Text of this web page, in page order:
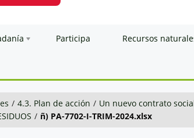
Participa Recursos
/ 4.3. Plan de acción / Un nuevo contrato
/ ñ) PA-7702-I-TRIM-2024.xlsx